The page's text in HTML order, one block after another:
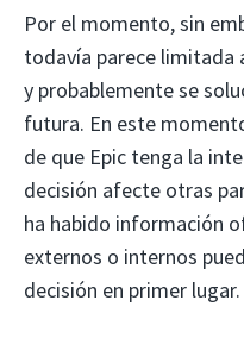
Por el momento, sin
todavía parece limitada
y probablemente se
futura. En este
de que Epic tenga la
decisión afecte otras
ha habido información
externos o internos
decisión en primer lugar.